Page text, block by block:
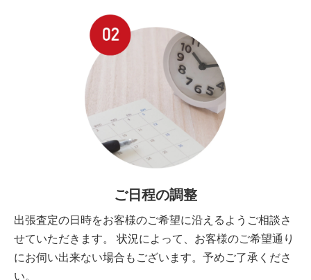
ご日程の調整
出張査定の日時をお客様のご希望に沿えるようご相談さ
せていただきます。 状況によって、お客様のご希望通り
にお伺い出来ない場合もございます。予めご了承くださ
い。